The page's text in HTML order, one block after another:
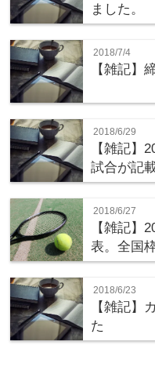
ました。
2018/7/4
【雑記】
2018/6/29
【雑記】
試合が記
2018/6/27
【雑記】
表。全国
2018/6/23
【雑記】
た